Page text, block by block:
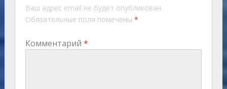
Ваш адрес email не будет опубликован.
Обязательные поля помечены *
Комментарий *